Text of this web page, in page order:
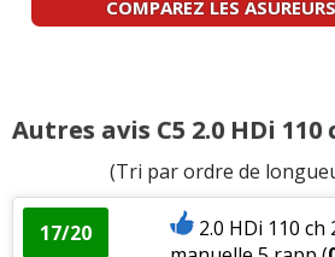
COMPAREZ LES
Autres avis C5 2.0 HDi 110
(Tri par ordre de
17/20
2.0 HDi 110 ch